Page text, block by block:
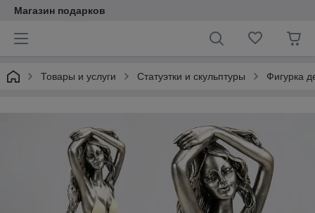
Магазин подарков
Товары и услуги Статуэтки и скульптуры Фигурка